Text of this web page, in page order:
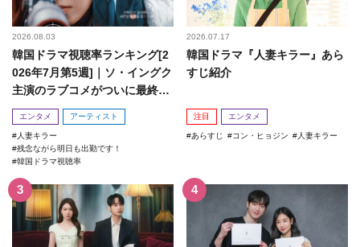
2026.08.03
韓国ドラマ視聴率ランキング[2
026年7月第5週]｜ソ・イングク
主演のラブコメがついに最終
回！
エンタメ アーティスト
人妻キラー
残念ながら明日も出勤です！
韓国ドラマ視聴率
2026.07.17
韓国ドラマ『人妻キラー』あら
すじ紹介
注目 エンタメ
あらすじ コン・ヒョジン 人妻キラー